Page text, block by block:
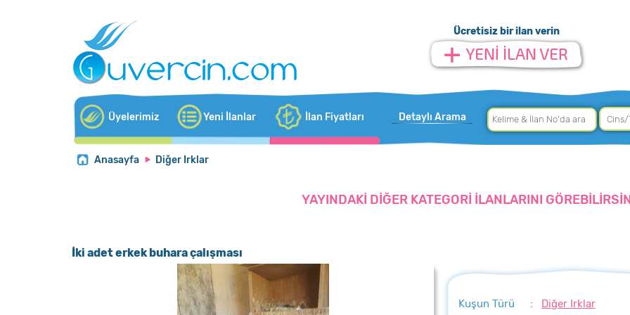
Ücretisiz bir ilan verin
Üyelerimiz Yeni İlanlar İlan Fiyatları Detaylı Arama
Anasayfa Diğer Irklar
YAYINDAKİ DİĞER KATEGORİ İLANLARINI
İki adet erkek buhara çalışması
Kuşun Türü : Diğer Irklar